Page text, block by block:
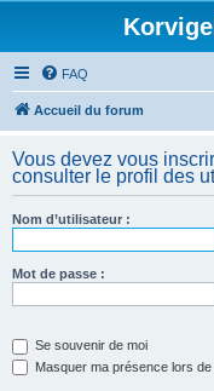
FAQ
Accueil du forum
Vous devez vous
consulter le profil des
Nom d’utilisateur :
Mot de passe :
Se souvenir de moi
Masquer ma présence lors